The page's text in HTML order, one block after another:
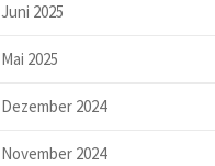
Juni 2025
Mai 2025
Dezember 2024
November 2024